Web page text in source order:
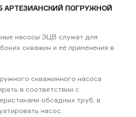
АРТЕЗИАНСКИЙ ПОГРУЖНОЙ
насосы ЭЦВ служат для
скважин и её применения в
скважинного насоса
в соответствии с
обсадных труб, в
насос.